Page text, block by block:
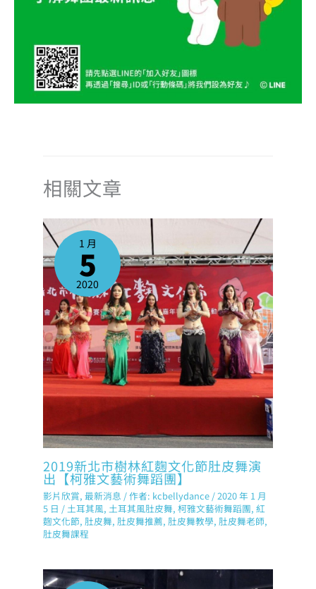
相關文章
1 月
5
2020
2019新北市樹林紅麴文化節肚皮舞演
出【柯雅文藝術舞蹈團】
影片欣賞,最新消息 / 作者: kcbellydance /2020 年 1 月
5 日 /土耳其風,土耳其風肚皮舞,柯雅文藝術舞蹈團,紅
麴文化節,肚皮舞,肚皮舞推薦,肚皮舞教學,肚皮舞老師,
肚皮舞課程